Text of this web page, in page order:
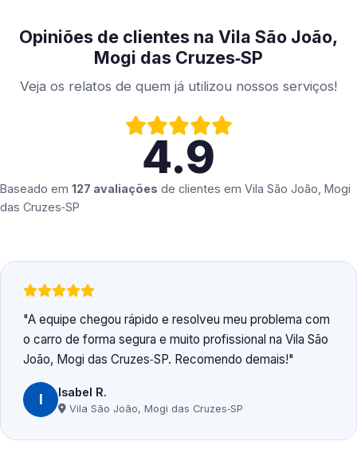
Opiniões de clientes na Vila São João,
Mogi das Cruzes‑SP
Veja os relatos de quem já utilizou nossos serviços!
4.9
Baseado em 127 avaliações de clientes em Vila São João, Mogi
das Cruzes‑SP
A equipe chegou rápido e resolveu meu problema com
o carro de forma segura e muito profissional na Vila São
João, Mogi das Cruzes‑SP. Recomendo demais!
I Isabel R.
Vila São João, Mogi das Cruzes‑SP